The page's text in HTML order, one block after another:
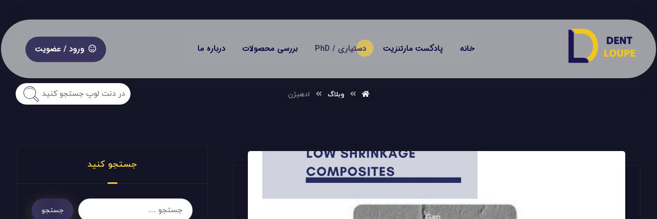
خانه پادکست مارتنزیت دستیاری / PhD بررسی محصولات درباره ما ورود / عضویت
وبلاگ ادهیژن
جستجو کنید
جستجو